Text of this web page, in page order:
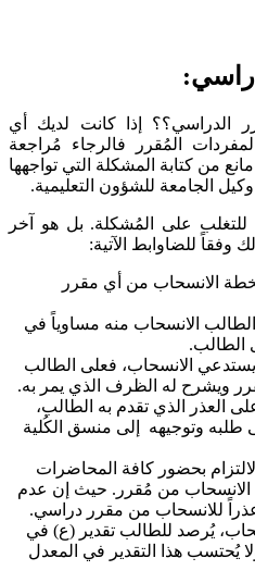
الدراسي؟؟ إذا كانت لديك أي
المُقرر فالرجاء مُراجعة
من كتابة المشكلة التي تواجهها
الجامعة للشؤون التعليمية.
للتغلب على المُشكلة. بل هو آخر
وفقاً للضاوابط الآتية:
الانسحاب من أي مقرر
الطالب الانسحاب منه مساوياً في
الطالب.
الانسحاب، فعلى الطالب
ويشرح له الظرف الذي يمر به.
العذر الذي تقدم به الطالب،
طلبه وتوجيهه إلى منسق الكُلية
بحضور كافة المحاضرات
الانسحاب من مُقرر. حيث إن عدم
للانسحاب من مقرر دراسي.
يُرصد للطالب تقدير (ع) في
يُحتسب هذا التقدير في المعدل